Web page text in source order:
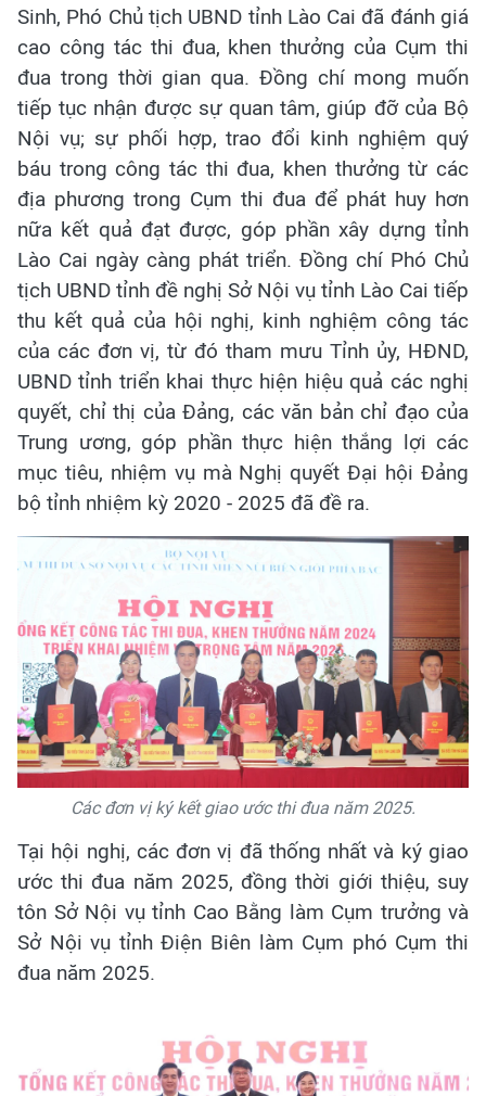
Sinh, Phó Chủ tịch UBND tỉnh Lào Cai đã đánh giá
cao công tác thi đua, khen thưởng của Cụm thi
đua trong thời gian qua. Đồng chí mong muốn
tiếp tục nhận được sự quan tâm, giúp đỡ của Bộ
Nội vụ; sự phối hợp, trao đổi kinh nghiệm quý
báu trong công tác thi đua, khen thưởng từ các
địa phương trong Cụm thi đua để phát huy hơn
nữa kết quả đạt được, góp phần xây dựng tỉnh
Lào Cai ngày càng phát triển. Đồng chí Phó Chủ
tịch UBND tỉnh đề nghị Sở Nội vụ tỉnh Lào Cai tiếp
thu kết quả của hội nghị, kinh nghiệm công tác
của các đơn vị, từ đó tham mưu Tỉnh ủy, HĐND,
UBND tỉnh triển khai thực hiện hiệu quả các nghị
quyết, chỉ thị của Đảng, các văn bản chỉ đạo của
Trung ương, góp phần thực hiện thắng lợi các
mục tiêu, nhiệm vụ mà Nghị quyết Đại hội Đảng
bộ tỉnh nhiệm kỳ 2020 - 2025 đã đề ra.
Các đơn vị ký kết giao ước thi đua năm 2025.
Tại hội nghị, các đơn vị đã thống nhất và ký giao
ước thi đua năm 2025, đồng thời giới thiệu, suy
tôn Sở Nội vụ tỉnh Cao Bằng làm Cụm trưởng và
Sở Nội vụ tỉnh Điện Biên làm Cụm phó Cụm thi
đua năm 2025.